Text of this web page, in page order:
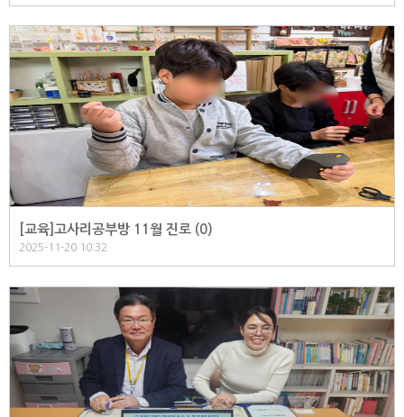
[교육]고사리공부방 11월 진로 (0)
2025-11-20 10:32